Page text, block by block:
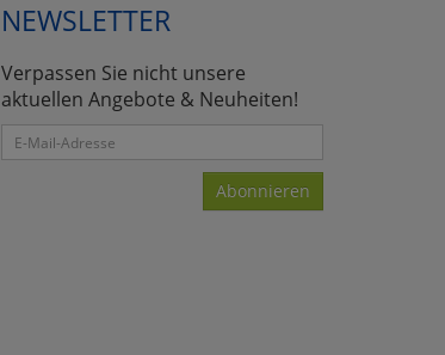
NEWSLETTER
Verpassen Sie nicht unsere
aktuellen Angebote & Neuheiten!
Abonnieren